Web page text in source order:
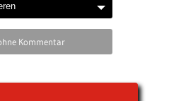
Kommentar